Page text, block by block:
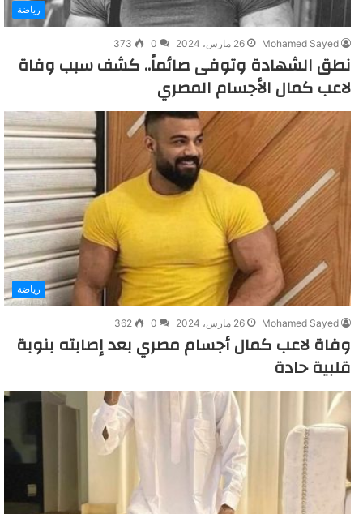
رياضة
Mohamed Sayed 26 مارس، 2024 0
373
نطق الشهادة وتوفى صائماً.. كشف سبب وفاة
لاعب كمال الأجسام المصري
رياضة
Mohamed Sayed 26 مارس، 2024 0
362
وفاة لاعب كمال أجسام مصري بعد إصابته بنوبة
قلبية حادة